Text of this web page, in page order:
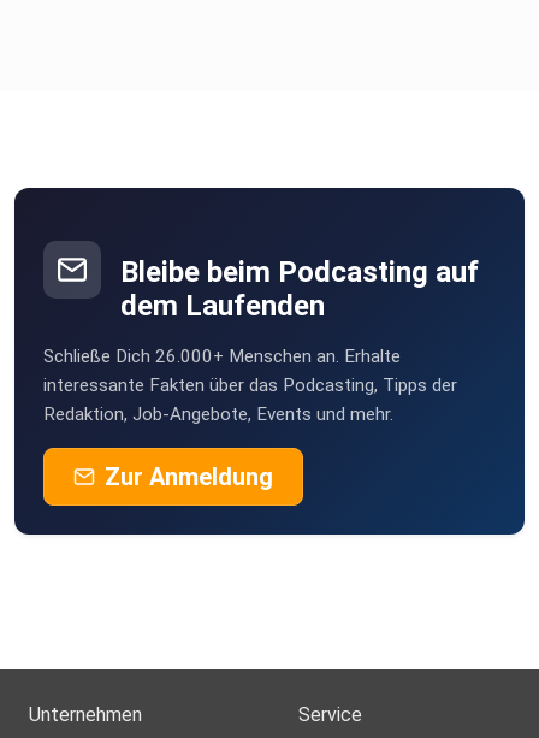
Bleibe beim Podcasting auf
dem Laufenden
Schließe Dich 26.000+ Menschen an. Erhalte
interessante Fakten über das Podcasting, Tipps der
Redaktion, Job-Angebote, Events und mehr.
Zur Anmeldung
Unternehmen Service